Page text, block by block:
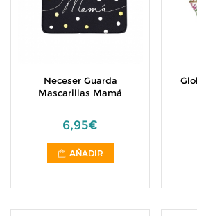
Neceser Guarda
Mascarillas Mamá
6,95€
AÑADIR